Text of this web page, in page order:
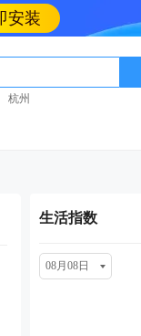
安装
杭州
周一
生活指数
08月08日